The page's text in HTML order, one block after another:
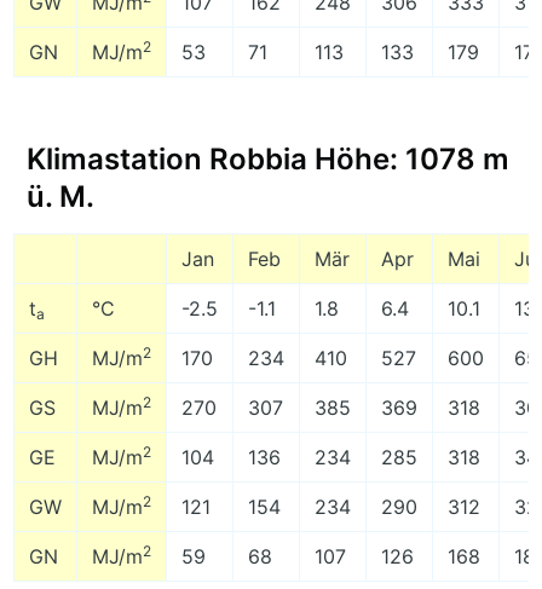
GN MJ/m2 53 71 113 133 179
Klimastation Robbia Höhe: 1078 m
ü. M.
Jan Feb Mär Apr Mai
ta °C -2.5 -1.1 1.8 6.4 10.1
GH MJ/m2 170 234 410 527 600
GS MJ/m2 270 307 385 369 318
GE MJ/m2 104 136 234 285 318
GW MJ/m2 121 154 234 290 312
GN MJ/m2 59 68 107 126 168